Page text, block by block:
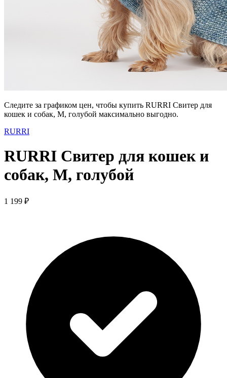
Следите за графиком цен, чтобы купить RURRI Свитер для
кошек и собак, M, голубой максимально выгодно.
RURRI
RURRI Свитер для кошек и
собак, M, голубой
1 199 ₽